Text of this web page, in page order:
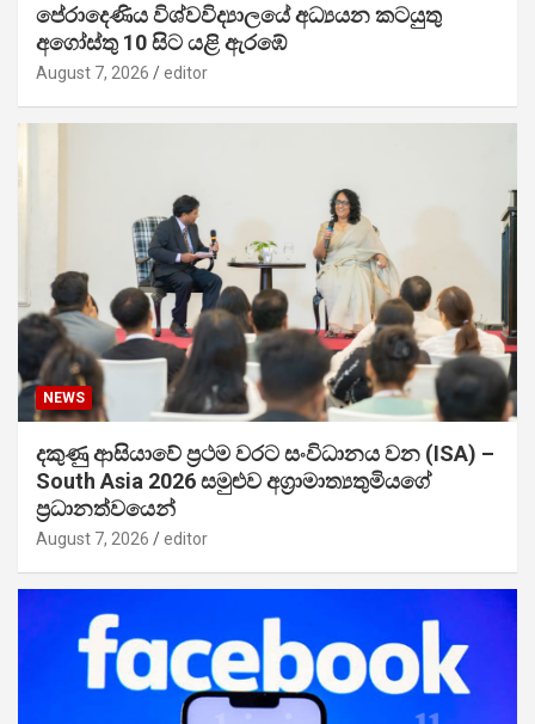
පේරාදෙණිය විශ්වවිද්‍යාලයේ අධ්‍යයන කටයුතු
අගෝස්තු 10 සිට යළි ඇරඹේ
August 7, 2026 editor
NEWS
දකුණු ආසියාවේ ප්‍රථම වරට සංවිධානය වන (ISA) –
South Asia 2026 සමුළුව අග්‍රාමාත්‍යතුමියගේ
ප්‍රධානත්වයෙන්
August 7, 2026 editor